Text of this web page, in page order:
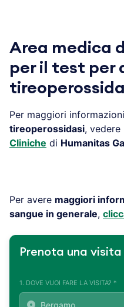
Area medica
per il test per
Per maggiori
tireoperossidasi, vedere
Cliniche di Humanitas
Per avere maggiori
sangue in generale,
Prenota una visita
1. DOVE VUOI FARE LA VISITA? *